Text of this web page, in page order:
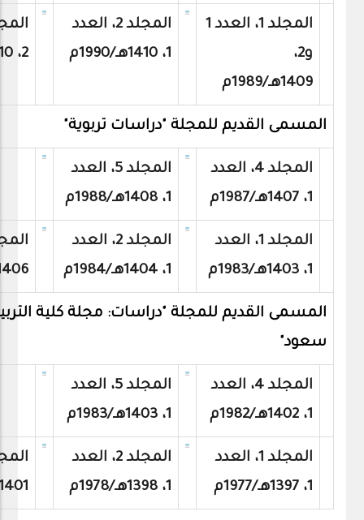
المجلد 1، العدد 1
و2،
1409هـ/1989م
المجلد 2، العدد
1، 1410هـ/1990م
2، 1410هـ/1990م
المسمى القديم للمجلة "دراسات تربوية"
المجلد 4، العدد
1، 1407هـ/1987م
المجلد 5، العدد
1، 1408هـ/1988م
المجلد 1، العدد
1، 1403هـ/1983م
المجلد 2، العدد
1، 1404هـ/1984م
1406هـ/
المسمى القديم للمجلة "دراسات: مجلة كلية
سعود"
المجلد 4، العدد
1، 1402هـ/1982م
المجلد 5، العدد
1، 1403هـ/1983م
المجلد 1، العدد
1، 1397هـ/1977م
المجلد 2، العدد
1، 1398هـ/1978م
1401هـ/